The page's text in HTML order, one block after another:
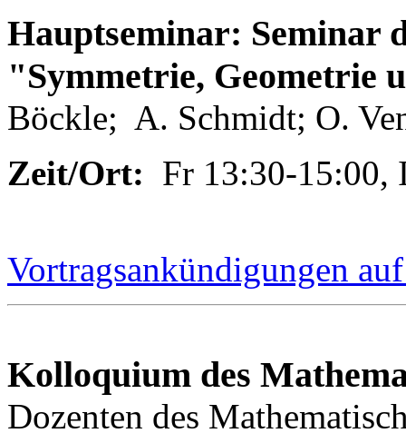
Hauptseminar: Seminar
"Symmetrie,
Böckle; A. Schmidt; O.
Zeit/Ort: Fr 13:30-15:00,
Vortragsankündigungen
Kolloquium des
Dozenten des